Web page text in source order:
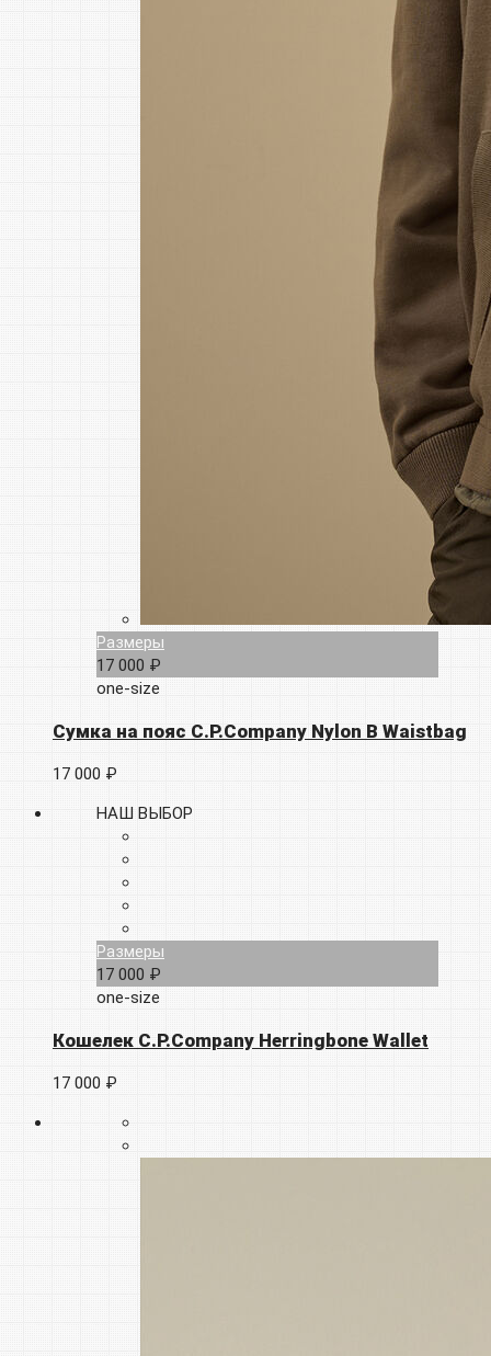
Размеры
17 000 ₽
one-size
Сумка на пояс C.P.Company Nylon B Waistbag
17 000 ₽
НАШ ВЫБОР
Размеры
17 000 ₽
one-size
Кошелек C.P.Company Herringbone Wallet
17 000 ₽